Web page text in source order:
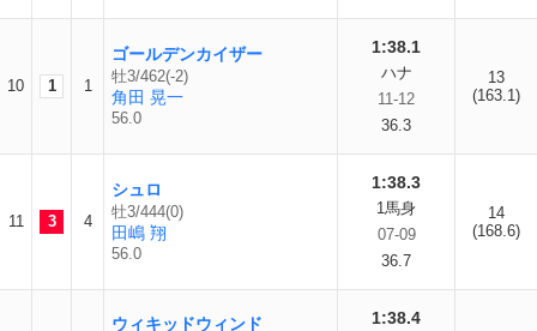
10 1 1
ゴールデンカイザー
牡3/462(-2)
角田 晃一
56.0
1:38.1
ハナ
11-12
36.3
13
(163.1)
11 3 4
シュロ
牡3/444(0)
田嶋 翔
56.0
1:38.3
1馬身
07-09
36.7
14
(168.6)
ウィキッドウィンド 1:38.4